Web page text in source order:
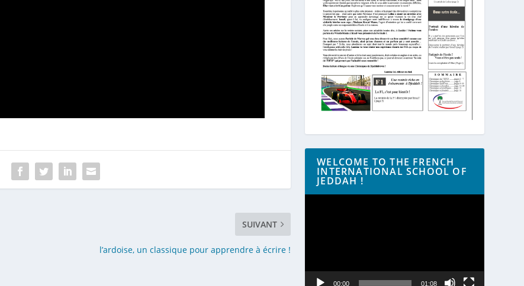
SUIVANT
l’ardoise, un classique pour apprendre à écrire !
WELCOME TO THE FRENCH
INTERNATIONAL SCHOOL OF
JEDDAH !
00:00 01:08